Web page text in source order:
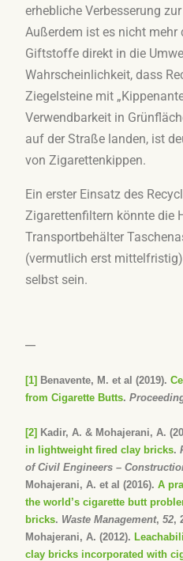
erhebliche Verbesserung
Außerdem ist es nicht mehr
Giftstoffe direkt in die
Wahrscheinlichkeit, dass
Ziegelsteine mit
Verwendbarkeit in
auf der Straße landen, ist
von Zigarettenkippen.
Ein erster Einsatz des
Zigarettenfiltern könnte die
Transportbehälter
(vermutlich erst
selbst sein.
—
[1]Benavente, M. et al (2019).
from Cigarette Butts.
[2] Kadir, A. & Mohajerani, A.
in lightweight fired clay bricks.
of Civil Engineers –
Mohajerani, A. et al (2016). A
the world’s cigarette butt
bricks. Waste Management, 52,
Mohajerani, A. (2012).
clay bricks incorporated with